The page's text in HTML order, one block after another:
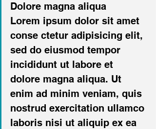
Dolore magna aliqua
Lorem ipsum dolor sit amet
conse ctetur adipisicing elit,
sed do eiusmod tempor
incididunt ut labore et
dolore magna aliqua. Ut
enim ad minim veniam, quis
nostrud exercitation ullamco
laboris nisi ut aliquip ex ea